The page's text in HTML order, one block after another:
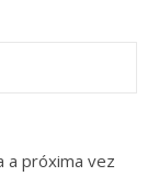
a próxima vez